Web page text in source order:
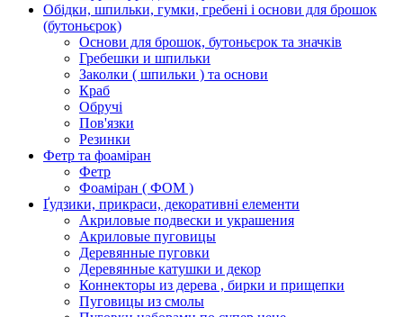
Обідки, шпильки, гумки, гребені і основи для брошок
(бутоньєрок)
Основи для брошок, бутоньєрок та значків
Гребешки и шпильки
Заколки ( шпильки ) та основи
Краб
Обручі
Пов'язки
Резинки
Фетр та фоаміран
Фетр
Фоаміран ( ФОМ )
Ґудзики, прикраси, декоративні елементи
Акриловые подвески и украшения
Акриловые пуговицы
Деревянные пуговки
Деревянные катушки и декор
Коннекторы из дерева , бирки и прищепки
Пуговицы из смолы